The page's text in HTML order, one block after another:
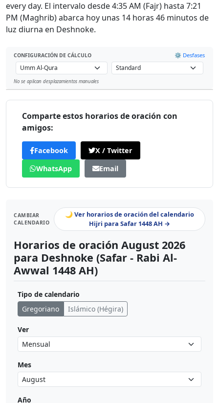
every day. El intervalo desde 4:35 AM (Fajr) hasta 7:21
PM (Maghrib) abarca hoy unas 14 horas 46 minutos de
luz diurna en Deshnoke.
CONFIGURACIÓN DE CÁLCULO ⚙️ Desfases
No se aplican desplazamientos manuales
Comparte estos horarios de oración con
amigos:
Facebook
X / Twitter
WhatsApp
Email
CAMBIAR
CALENDARIO
🌙 Ver horarios de oración del calendario
Hijri para Safar 1448 AH →
Horarios de oración August 2026
para Deshnoke (Safar - Rabi Al-
Awwal 1448 AH)
Tipo de calendario
Gregoriano
Islámico (Hégira)
Ver
Mes
Año